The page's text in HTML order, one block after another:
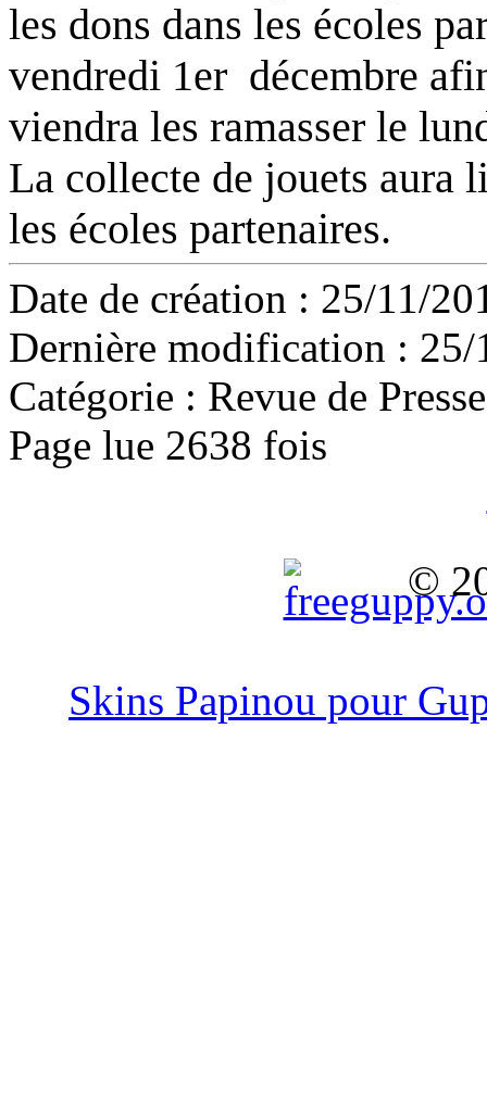
les dons dans les écoles
vendredi 1er décembre
viendra les ramasser le
La collecte de jouets aura
les écoles partenaires.
Date de création : 25/11/
Dernière modification :
Catégorie : Revue de
Page lue 2638 fois
©
Skins Papinou pour